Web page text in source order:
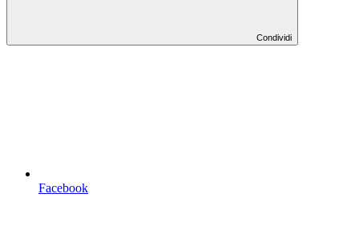
Condividi
Facebook